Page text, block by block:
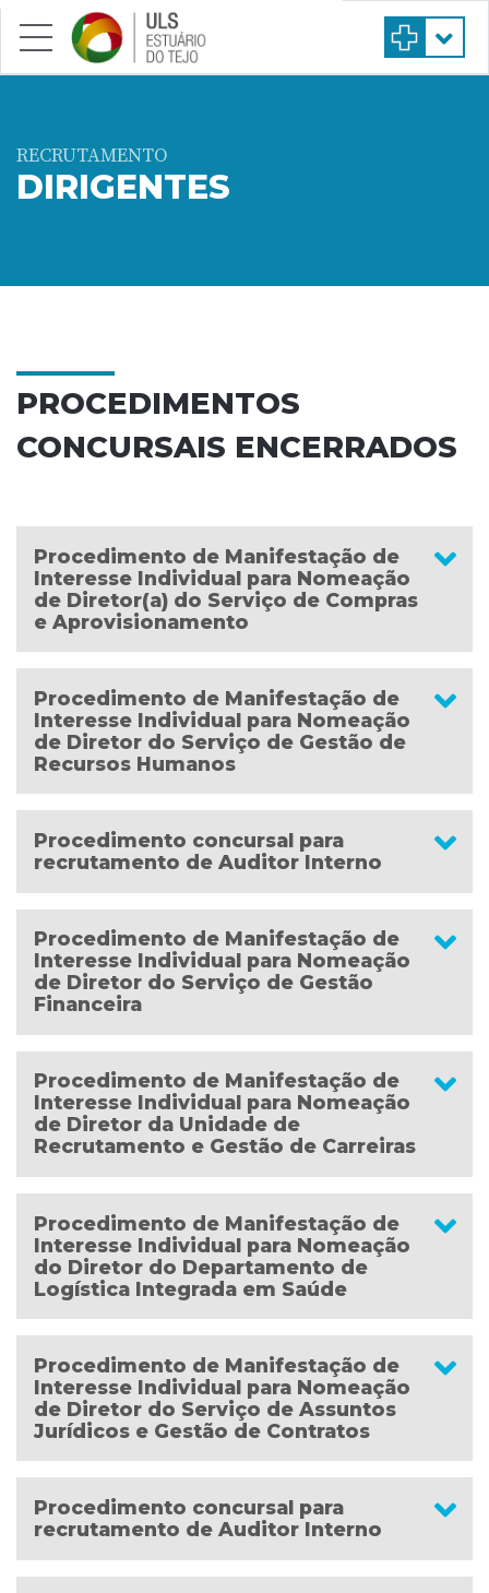
Saltar para conteúdo principal
RECRUTAMENTO
DIRIGENTES
PROCEDIMENTOS
CONCURSAIS ENCERRADOS
Procedimento de Manifestação de
Interesse Individual para Nomeação
de Diretor(a) do Serviço de Compras
e Aprovisionamento
Procedimento de Manifestação de
Interesse Individual para Nomeação
de Diretor do Serviço de Gestão de
Recursos Humanos
Procedimento concursal para
recrutamento de Auditor Interno
Procedimento de Manifestação de
Interesse Individual para Nomeação
de Diretor do Serviço de Gestão
Financeira
Procedimento de Manifestação de
Interesse Individual para Nomeação
de Diretor da Unidade de
Recrutamento e Gestão de Carreiras
Procedimento de Manifestação de
Interesse Individual para Nomeação
do Diretor do Departamento de
Logística Integrada em Saúde
Procedimento de Manifestação de
Interesse Individual para Nomeação
de Diretor do Serviço de Assuntos
Jurídicos e Gestão de Contratos
Procedimento concursal para
recrutamento de Auditor Interno